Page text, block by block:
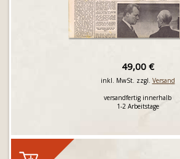
49,00 €
inkl. MwSt. zzgl. Versand
versandfertig innerhalb
1-2 Arbeitstage